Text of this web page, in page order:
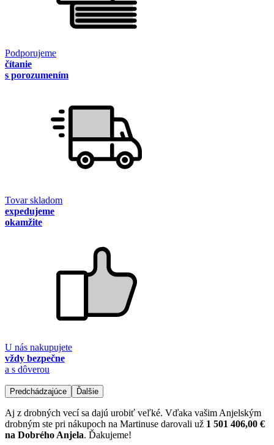
Podporujeme
čítanie
s porozumením
Tovar skladom
expedujeme
okamžite
U nás nakupujete
vždy bezpečne
a s dôverou
Predchádzajúce Ďalšie
Aj z drobných vecí sa dajú urobiť veľké. Vďaka vašim Anjelským
drobným ste pri nákupoch na Martinuse darovali už 1 501 406,00 €
na Dobrého Anjela. Ďakujeme!